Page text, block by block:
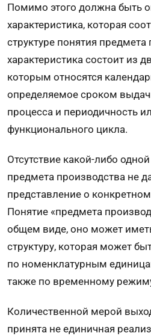
Помимо этого должна быть
характеристика, которая
структуре понятия предмета
характеристика состоит из
которым относятся
определяемое сроком
процесса и периодичность
функционального цикла.
Отсутствие какой-либо
предмета производства не
представление о
Понятие «предмета
общем виде, оно может
структуру, которая может
по номенклатурным
также по временному
Количественной мерой
принята не единичная